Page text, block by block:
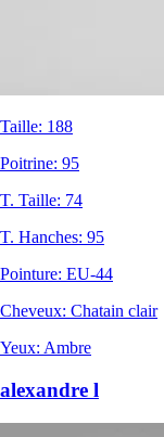
Taille: 188
Poitrine: 95
T. Taille: 74
T. Hanches: 95
Pointure: EU-44
Cheveux: Chatain clair
Yeux: Ambre
alexandre l